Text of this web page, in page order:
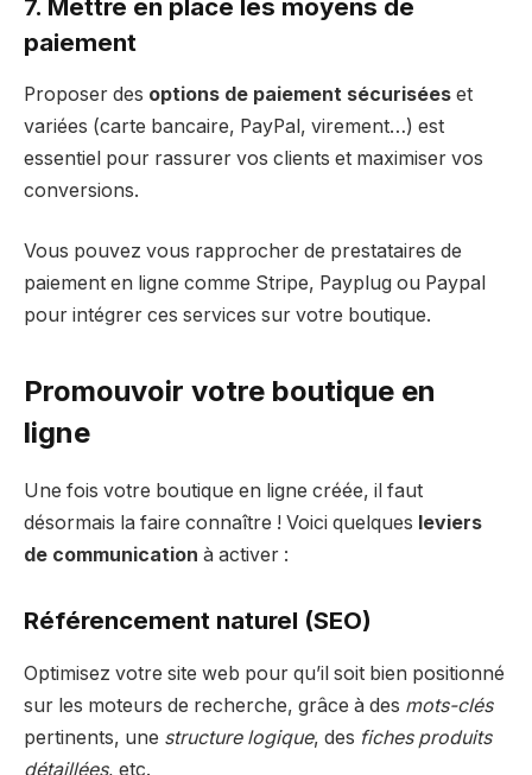
7. Mettre en place les moyens de
paiement
Proposer des options de paiement sécurisées et
variées (carte bancaire, PayPal, virement…) est
essentiel pour rassurer vos clients et maximiser vos
conversions.
Vous pouvez vous rapprocher de prestataires de
paiement en ligne comme Stripe, Payplug ou Paypal
pour intégrer ces services sur votre boutique.
Promouvoir votre boutique en
ligne
Une fois votre boutique en ligne créée, il faut
désormais la faire connaître ! Voici quelques leviers
de communication à activer :
Référencement naturel (SEO)
Optimisez votre site web pour qu’il soit bien positionné
sur les moteurs de recherche, grâce à des mots-clés
pertinents, une structure logique, des fiches produits
détaillées, etc.